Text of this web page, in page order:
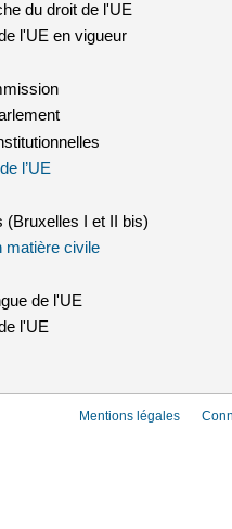
du droit de l'UE
l'UE en vigueur
est externe)
l’UE
(Bruxelles I et II bis)
matière civile(le lien est externe)
(le lien est externe)
de l'UE
l'UE
Mentions légales